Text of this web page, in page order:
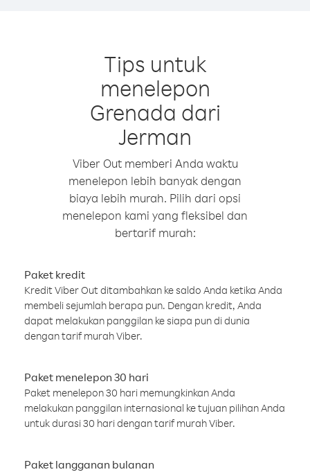
Tips untuk
menelepon
Grenada dari
Jerman
Viber Out memberi Anda waktu
menelepon lebih banyak dengan
biaya lebih murah. Pilih dari opsi
menelepon kami yang fleksibel dan
bertarif murah:
Paket kredit
Kredit Viber Out ditambahkan ke saldo Anda ketika Anda
membeli sejumlah berapa pun. Dengan kredit, Anda
dapat melakukan panggilan ke siapa pun di dunia
dengan tarif murah Viber.
Paket menelepon 30 hari
Paket menelepon 30 hari memungkinkan Anda
melakukan panggilan internasional ke tujuan pilihan Anda
untuk durasi 30 hari dengan tarif murah Viber.
Paket langganan bulanan